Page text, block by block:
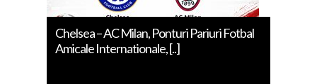
Chelsea – AC Milan, Ponturi Pariuri Fotbal
Amicale Internationale, [..]